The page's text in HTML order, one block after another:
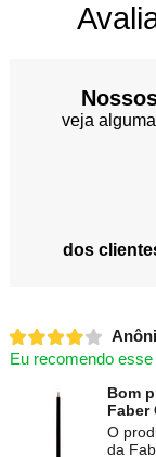
veja
dos
Eu recomendo esse
Bom
Faber
O
da